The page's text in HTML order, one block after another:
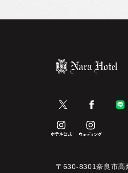
〒630-8301奈良市高